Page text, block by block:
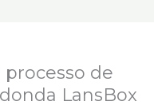
processo de
LansBox